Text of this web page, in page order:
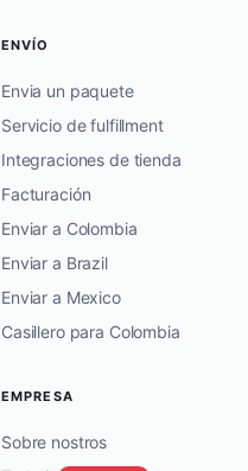
ENVÍO
Envia un paquete
Servicio de fulfillment
Integraciones de tienda
Facturación
Enviar a Colombia
Enviar a Brazil
Enviar a Mexico
Casillero para Colombia
EMPRESA
Sobre nostros